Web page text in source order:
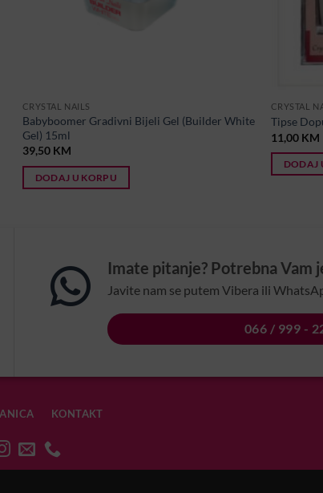
CRYSTAL NAILS
Babyboomer Gradivni Bijeli Gel (Builder White
Gel) 15ml
39,50 KM
DODAJ U KORPU
CRYSTAL
Tipse
11,00 KM
DODAJ
Imate pitanje? Potrebna Vam
Javite nam se putem Vibera ili
066 / 999 -
KONTAKT